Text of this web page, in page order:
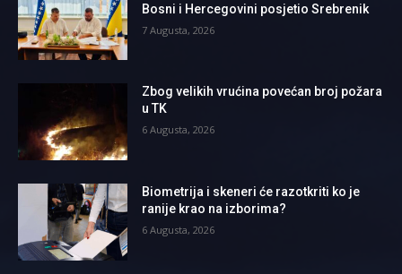
Bosni i Hercegovini posjetio Srebrenik
7 Augusta, 2026
Zbog velikih vrućina povećan broj požara
u TK
6 Augusta, 2026
Biometrija i skeneri će razotkriti ko je
ranije krao na izborima?
6 Augusta, 2026